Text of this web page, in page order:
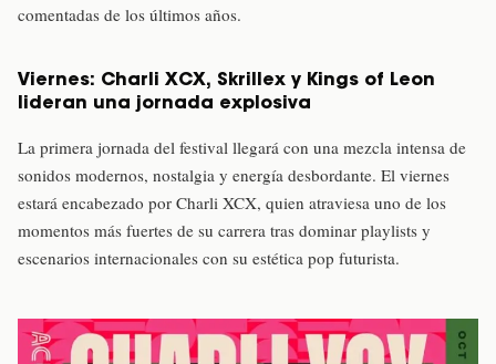
comentadas de los últimos años.
Viernes: Charli XCX, Skrillex y Kings of Leon
lideran una jornada explosiva
La primera jornada del festival llegará con una mezcla intensa de
sonidos modernos, nostalgia y energía desbordante. El viernes
estará encabezado por Charli XCX, quien atraviesa uno de los
momentos más fuertes de su carrera tras dominar playlists y
escenarios internacionales con su estética pop futurista.